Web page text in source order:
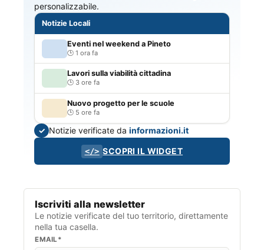
personalizzabile.
Notizie Locali
Eventi nel weekend a Pineto
1 ora fa
Lavori sulla viabilità cittadina
3 ore fa
Nuovo progetto per le scuole
5 ore fa
✓ Notizie verificate dainformazioni.it
</> SCOPRI IL WIDGET
Iscriviti alla newsletter
Le notizie verificate del tuo territorio, direttamente
nella tua casella.
EMAIL*